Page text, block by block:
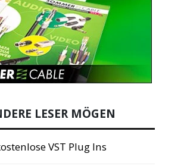
LESER MÖGEN
VST Plug Ins